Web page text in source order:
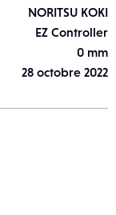
NORITSU KOKI
EZ Controller
0 mm
28 octobre 2022